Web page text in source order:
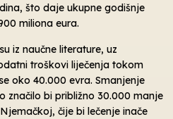
što daje ukupne godišnje
miliona eura.
iz naučne literature, uz
troškovi liječenja tokom
oko 40.000 evra. Smanjenje
značilo bi približno 30.000 manje
čije bi lečenje inače